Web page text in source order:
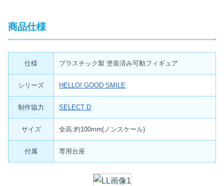
商品仕様
仕様 プラスチック製 塗装済み可動フィギュア
シリーズ HELLO! GOOD SMILE
制作協力 SELECT D
サイズ 全高:約100mm(ノンスケール)
付属 専用台座